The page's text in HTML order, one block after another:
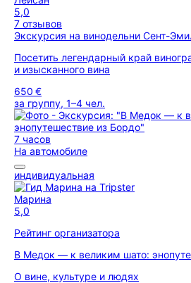
5,0
7 отзывов
Экскурсия на винодельни Сент-
Посетить легендарный край
и изысканного вина
650 €
за группу, 1–4 чел.
7 часов
На автомобиле
индивидуальная
Марина
5,0
Рейтинг организатора
В Медок — к великим шато:
О вине, культуре и людях